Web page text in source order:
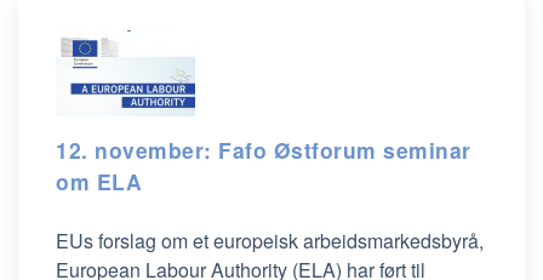
12. november: Fafo Østforum seminar
om ELA
EUs forslag om et europeisk arbeidsmarkedsbyrå,
European Labour Authority (ELA) har ført til